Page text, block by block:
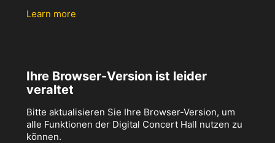
Learn more
Ihre Browser-Version ist leider
veraltet
Bitte aktualisieren Sie Ihre Browser-Version, um
alle Funktionen der Digital Concert Hall nutzen zu
können.